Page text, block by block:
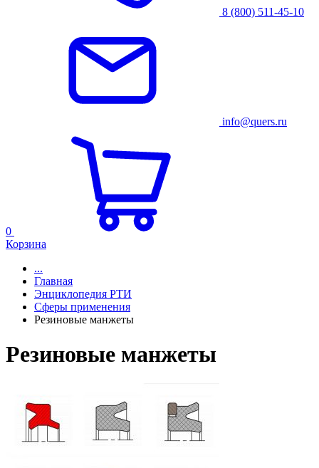
8 (800) 511-45-10
info@quers.ru
0
Корзина
...
Главная
Энциклопедия РТИ
Сферы применения
Резиновые манжеты
Резиновые манжеты